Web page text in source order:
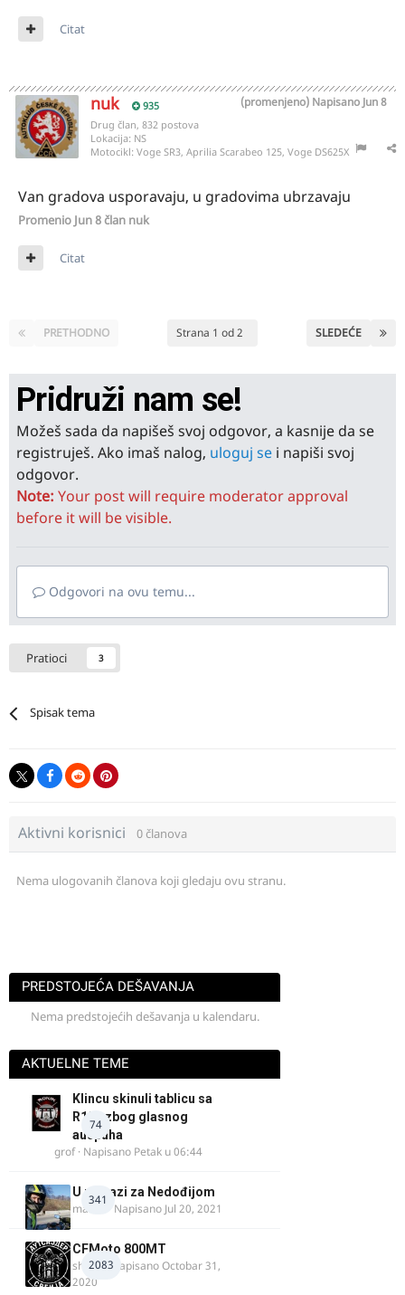
Citat
nuk 935 Napisano Jun 8
(promenjeno)
Drug član, 832 postova
Lokacija: NS
Motocikl: Voge SR3, Aprilia Scarabeo 125, Voge DS625X
Van gradova usporavaju, u gradovima ubrzavaju
Promenio Jun 8član nuk
Citat
PRETHODNO SLEDEĆE
Strana 1 od 2
Pridruži nam se!
Možeš sada da napišeš svoj odgovor, a kasnije da se
registruješ. Ako imaš nalog, uloguj se i napiši svoj
odgovor.
Note: Your post will require moderator approval
before it will be visible.
Odgovori na ovu temu...
Pratioci 3
Spisak tema
Aktivni korisnici 0 članova
Nema ulogovanih članova koji gledaju ovu stranu.
PREDSTOJEĆA DEŠAVANJA
Nema predstojećih dešavanja u kalendaru.
AKTUELNE TEME
74
Klincu skinuli tablicu sa
R125 zbog glasnog
auspuha
grof· Napisano Petak u 06:44
341
U potrazi za Nedođijom
makikt · Napisano Jul 20, 2021
2083
CFMoto 800MT
shlem· NapisanoOctobar 31,
2020